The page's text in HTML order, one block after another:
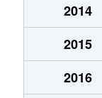
2014
2015
2016